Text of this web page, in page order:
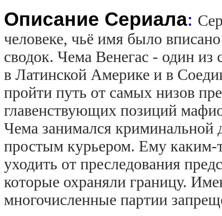
Описание Сериала:
человеке, чьё имя было
сводок. Чема Венегас - один
в Латинской Америке и в
пройти путь от самых низов
главенствующих позиций
Чема занимался криминальной
простым курьером. Ему каким-
уходить от преследования
которые охраняли границу.
многочисленные партии